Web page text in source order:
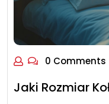
0 Comments
Jaki Rozmiar